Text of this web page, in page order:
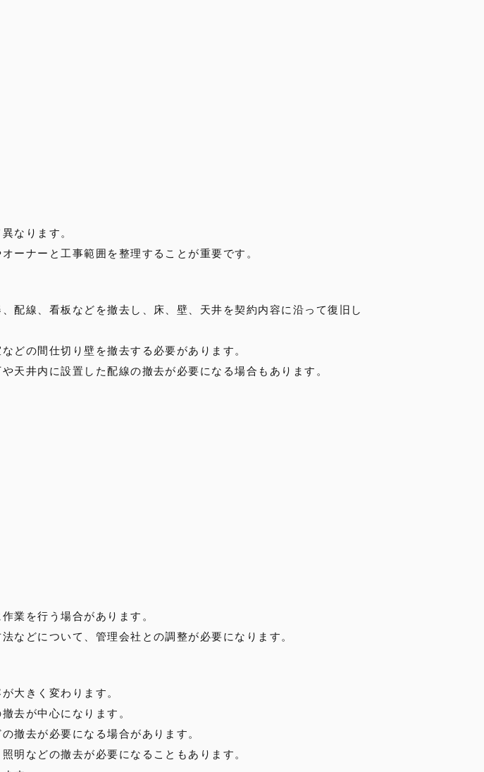
なります。
ーナーと工事範囲を整理することが重要です。
配線、看板などを撤去し、床、壁、天井を契約内容に沿って復旧し
どの間仕切り壁を撤去する必要があります。
天井内に設置した配線の撤去が必要になる場合もあります。
業を行う場合があります。
などについて、管理会社との調整が必要になります。
大きく変わります。
去が中心になります。
撤去が必要になる場合があります。
明などの撤去が必要になることもあります。